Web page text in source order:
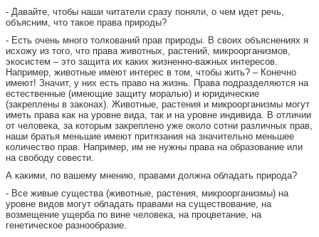
- Давайте, чтобы наши читатели сразу поняли, о чем идет речь,
объясним, что такое права природы?
- Есть очень много толкований прав природы. В своих объяснениях я
исхожу из того, что права животных, растений, микроорганизмов,
экосистем – это защита их каких жизненно-важных интересов.
Например, животные имеют интерес в том, чтобы жить? – Конечно
имеют! Значит, у них есть право на жизнь. Права подразделяются на
естественные (имеющие защиту моралью) и юридические
(закреплены в законах). Животные, растения и микроорганизмы могут
иметь права как на уровне вида, так и на уровне индивида. В отличии
от человека, за которым закреплено уже около сотни различных прав,
наши братья меньшие имеют притязания на значительно меньшее
количество прав. Например, им не нужны права на образование или
на свободу совести.
А какими, по вашему мнению, правами должна обладать природа?
- Все живые существа (животные, растения, микроорганизмы) на
уровне видов могут обладать правами на существование, на
возмещение ущерба по вине человека, на процветание, на
генетическое разнообразие.